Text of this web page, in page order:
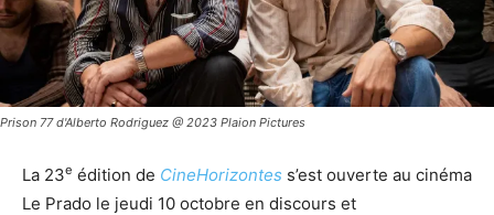
Prison 77 d'Alberto Rodriguez @ 2023 Plaion Pictures
La 23e édition de CineHorizontes s’est ouverte au cinéma
Le Prado le jeudi 10 octobre en discours et